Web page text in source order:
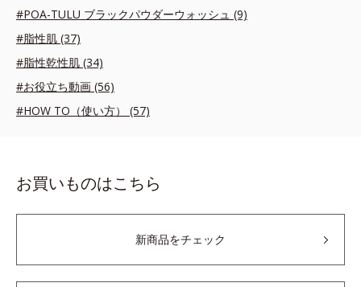
#POA-TULU ブラックパウダーウォッシュ (9)
#脂性肌 (37)
#脂性乾性肌 (34)
#お役立ち動画 (56)
#HOW TO（使い方） (57)
お買いものはこちら
新商品をチェック